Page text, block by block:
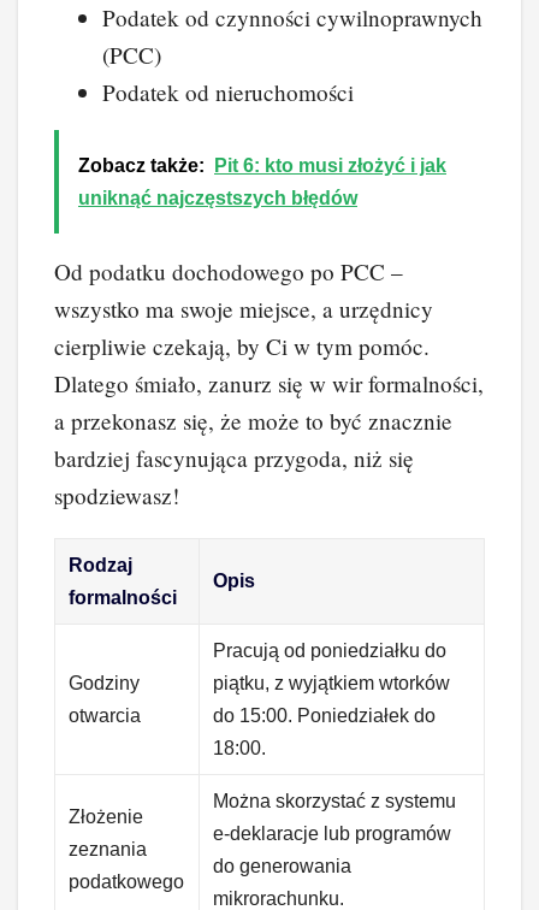
Podatek od czynności cywilnoprawnych
(PCC)
Podatek od nieruchomości
Zobacz także:
Pit 6: kto musi złożyć i jak
uniknąć najczęstszych błędów
Od podatku dochodowego po PCC –
wszystko ma swoje miejsce, a urzędnicy
cierpliwie czekają, by Ci w tym pomóc.
Dlatego śmiało, zanurz się w wir formalności,
a przekonasz się, że może to być znacznie
bardziej fascynująca przygoda, niż się
spodziewasz!
Rodzaj
formalności
Opis
Godziny
otwarcia
Pracują od poniedziałku do
piątku, z wyjątkiem wtorków
do 15:00. Poniedziałek do
18:00.
Złożenie
zeznania
podatkowego
Można skorzystać z systemu
e-deklaracje lub programów
do generowania
mikrorachunku.